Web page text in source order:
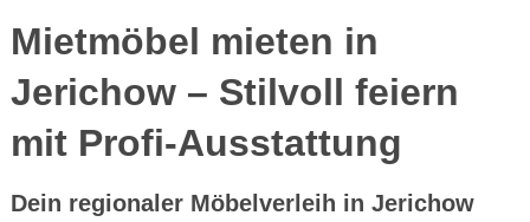
Mietmöbel mieten in
Jerichow – Stilvoll feiern
mit Profi-Ausstattung
Dein regionaler Möbelverleih in Jerichow